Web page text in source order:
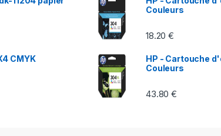
CMYK
Couleurs
18.20€
HP - Cartouche
Couleurs
43.80€